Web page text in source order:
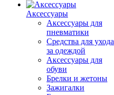
Аксессуары
Аксессуары для
пневматики
Средства для ухода
за одеждой
Аксессуары для
обуви
Брелки и жетоны
Зажигалки